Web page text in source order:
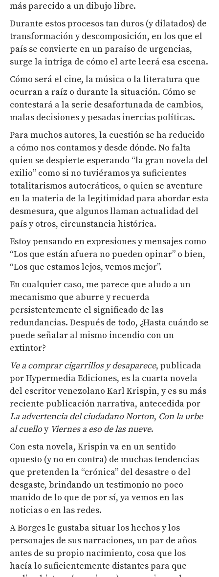
más parecido a un dibujo libre.
Durante estos procesos tan duros (y dilatados) de
transformación y descomposición, en los que el
país se convierte en un paraíso de urgencias,
surge la intriga de cómo el arte leerá esa escena.
Cómo será el cine, la música o la literatura que
ocurran a raíz o durante la situación. Cómo se
contestará a la serie desafortunada de cambios,
malas decisiones y pesadas inercias políticas.
Para muchos autores, la cuestión se ha reducido
a cómo nos contamos y desde dónde. No falta
quien se despierte esperando “la gran novela del
exilio” como si no tuviéramos ya suficientes
totalitarismos autocráticos, o quien se aventure
en la materia de la legitimidad para abordar esta
desmesura, que algunos llaman actualidad del
país y otros, circunstancia histórica.
Estoy pensando en expresiones y mensajes como
“Los que están afuera no pueden opinar” o bien,
“Los que estamos lejos, vemos mejor”.
En cualquier caso, me parece que aludo a un
mecanismo que aburre y recuerda
persistentemente el significado de las
redundancias. Después de todo, ¿Hasta cuándo se
puede señalar al mismo incendio con un
extintor?
Ve a comprar cigarrillos y desaparece, publicada
por Hypermedia Ediciones, es la cuarta novela
del escritor venezolano Karl Krispin, y es su más
reciente publicación narrativa, antecedida por
La advertencia del ciudadano Norton, Con la urbe
al cuelloy Viernes a eso de las nueve.
Con esta novela, Krispin va en un sentido
opuesto (y no en contra) de muchas tendencias
que pretenden la “crónica” del desastre o del
desgaste, brindando un testimonio no poco
manido de lo que de por sí, ya vemos en las
noticias o en las redes.
A Borges le gustaba situar los hechos y los
personajes de sus narraciones, un par de años
antes de su propio nacimiento, cosa que los
hacía lo suficientemente distantes para que